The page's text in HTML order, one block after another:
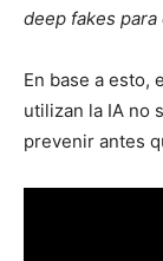
deep fakes para
En base a esto,
utilizan la IA no
prevenir antes